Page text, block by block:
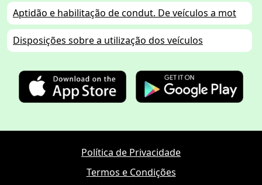
Aptidão e habilitação de condut. De veículos a mot
Disposições sobre a utilização dos veículos
Política de Privacidade
Termos e Condições